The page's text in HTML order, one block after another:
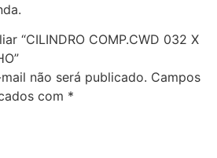
“CILINDRO COMP.CWD 032 X
não será publicado. Campos
com *